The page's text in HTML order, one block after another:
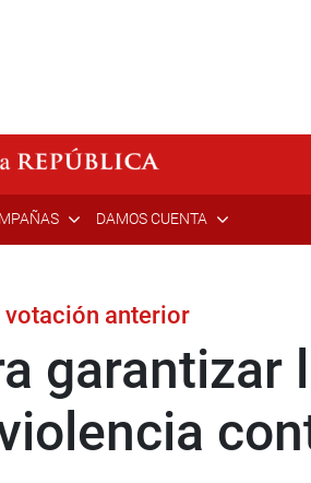
DAMOS CUENTA
votación anterior
garantizar